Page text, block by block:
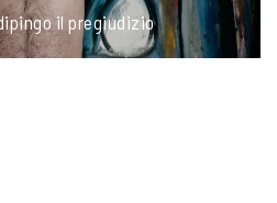
il pregiudizio